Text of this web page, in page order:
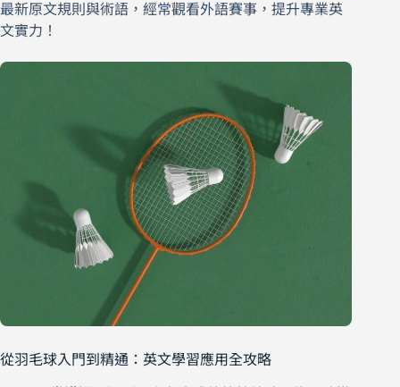
最新原文規則與術語，經常觀看外語賽事，提升專業英
文實力！
從羽毛球入門到精通：英文學習應用全攻略